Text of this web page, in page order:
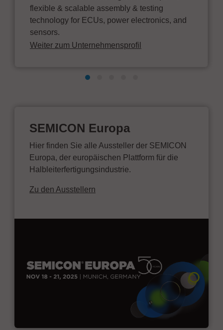
flexible & scalable assembly & testing
technology for ECUs, power electronics, and
sensors.
Weiter zum Unternehmensprofil
SEMICON Europa
Hier finden Sie alle Aussteller der SEMICON
Europa, der europäischen Plattform für die
Halbleiterfertigungsindustrie.
Zu den Ausstellern